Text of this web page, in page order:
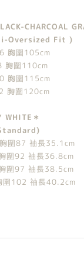
CHARCOAL
Oversized Fit )
胸圍105cm
胸圍110cm
胸圍115cm
胸圍120cm
WHITE＊
圍87 䄂長35.1cm
圍92 䄂長36.8cm
圍97 䄂長38.5cm
102 䄂長40.2cm